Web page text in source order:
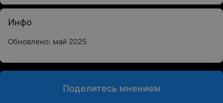
Инфо
Обновлено: май 2025
Поделитесь мнением